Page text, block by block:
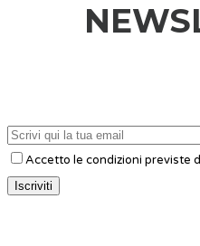
Accetto le condizioni previste